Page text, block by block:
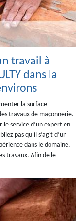
travail à
dans la
la surface
travaux de maçonnerie.
le service d’un expert en
pas qu’il s’agit d’un
dans le domaine.
travaux. Afin de le